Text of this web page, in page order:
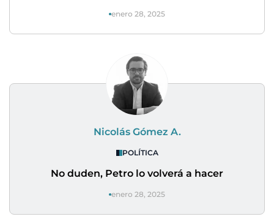
enero 28, 2025
Nicolás Gómez A.
POLÍTICA
No duden, Petro lo volverá a hacer
enero 28, 2025